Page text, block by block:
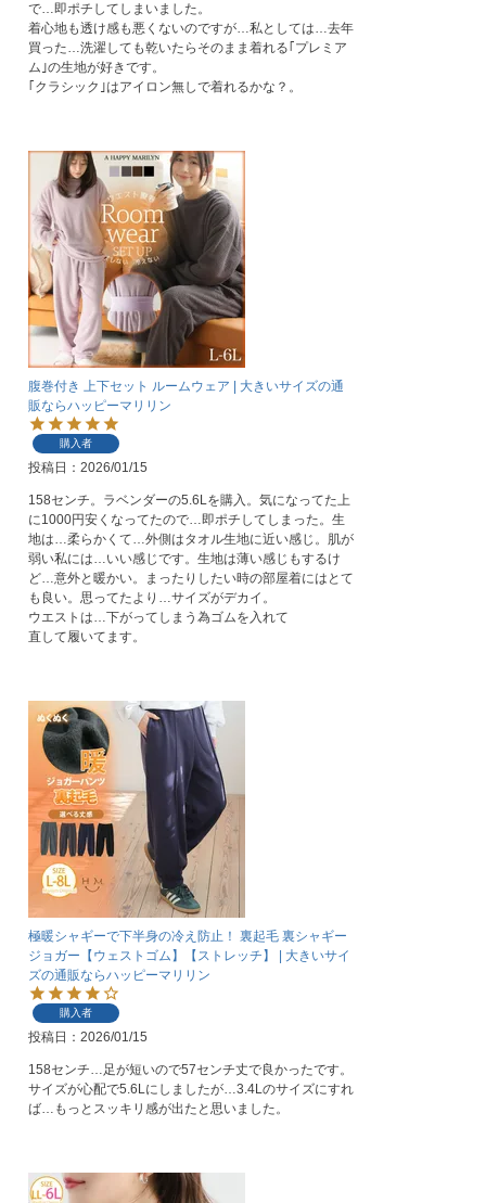
で…即ポチしてしまいました。
着心地も透け感も悪くないのですが…私としては…去年
買った…洗濯しても乾いたらそのまま着れる｢プレミア
ム｣の生地が好きです。
｢クラシック｣はアイロン無しで着れるかな？。
腹巻付き 上下セット ルームウェア | 大きいサイズの通
販ならハッピーマリリン
購入者
投稿日 2026/01/15
158センチ。ラベンダーの5.6Lを購入。気になってた上
に1000円安くなってたので…即ポチしてしまった。生
地は…柔らかくて…外側はタオル生地に近い感じ。肌が
弱い私には…いい感じです。生地は薄い感じもするけ
ど…意外と暖かい。まったりしたい時の部屋着にはとて
も良い。思ってたより…サイズがデカイ。
ウエストは…下がってしまう為ゴムを入れて
直して履いてます。
極暖シャギーで下半身の冷え防止！ 裏起毛 裏シャギー
ジョガー【ウェストゴム】【ストレッチ】 | 大きいサイ
ズの通販ならハッピーマリリン
購入者
投稿日 2026/01/15
158センチ…足が短いので57センチ丈で良かったです。
サイズが心配で5.6Lにしましたが…3.4Lのサイズにすれ
ば…もっとスッキリ感が出たと思いました。